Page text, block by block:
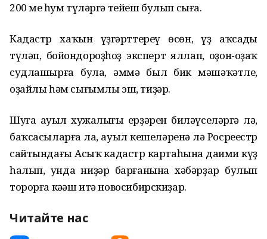
200 мең һум түләргә тейеш булып сыға.
Кадастр хаҡын үҙгәрттереү өсөн, үҙ аҡсаңды
түләп, бойондороҙһоҙ эксперт яллап, оҙон-оҙаҡ
судлашырға була, әммә был бик мәшәҡәтле,
оҙайлы һәм сығымлы эш, тиҙәр.
Шуға ауыл хужалығы ерҙәрен биләүселәргә лә,
баҡсасыларға ла, ауыл кешеләренә лә Росреестр
сайтындағы Асыҡ кадастр картаһына даими күҙ
һалып, унда ниҙәр барғанына хәбәрҙар булып
торорға кәңәш итә новосибирскиҙар.
Читайте нас